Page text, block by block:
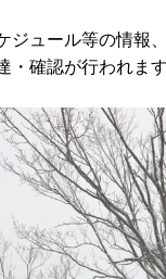
ジュール等の情報
・確認が行われます